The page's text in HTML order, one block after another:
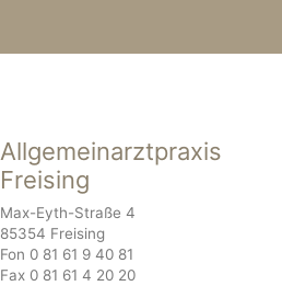
Allgemeinarztpraxis
Freising
Max-Eyth-Straße 4
85354 Freising
Fon 0 81 61 9 40 81
Fax 0 81 61 4 20 20